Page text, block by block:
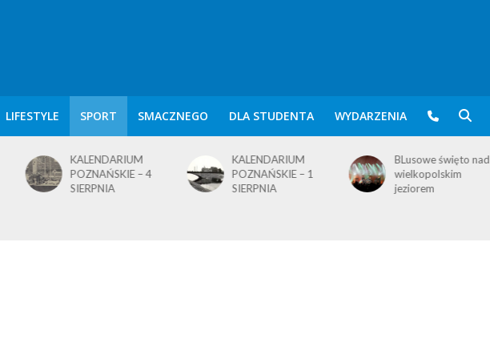
LIFESTYLE SPORT SMACZNEGO DLA STUDENTA WYDARZENIA
KALENDARIUM
POZNAŃSKIE – 4
SIERPNIA
KALENDARIUM
POZNAŃSKIE – 1
SIERPNIA
BLusowe święto nad
wielkopolskim
jeziorem